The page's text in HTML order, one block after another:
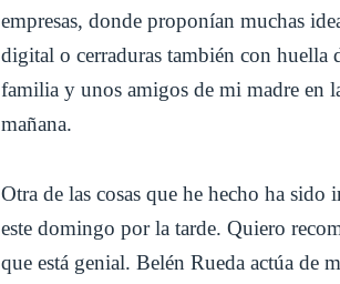
empresas, donde proponían muchas
digital o cerraduras también con huella
familia y unos amigos de mi madre en
mañana.
Otra de las cosas que he hecho ha
este domingo por la tarde. Quiero
que está genial. Belén Rueda actúa de